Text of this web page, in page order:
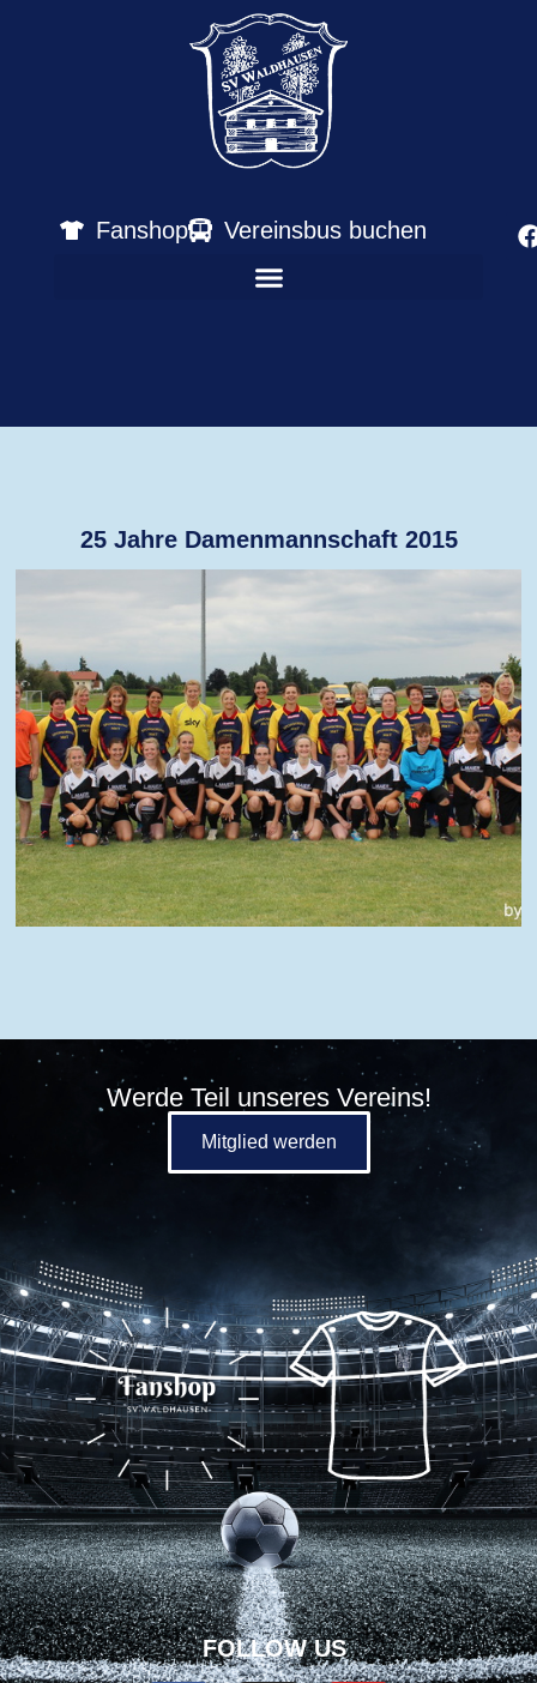
Fanshop Vereinsbus buchen
25 Jahre Damenmannschaft 2015
Werde Teil unseres Vereins!
Mitglied werden
FOLLOW US